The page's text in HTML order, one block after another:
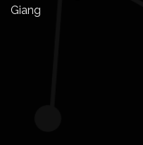
Giang